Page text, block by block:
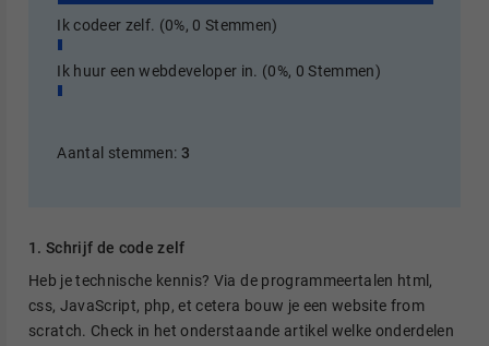
Ik codeer zelf. (0%, 0 Stemmen)
Ik huur een webdeveloper in. (0%, 0 Stemmen)
Aantal stemmen: 3
1. Schrijf de code zelf
Heb je technische kennis? Via de programmeertalen html,
css, JavaScript, php, et cetera bouw je een website from
scratch. Check in het onderstaande artikel welke onderdelen